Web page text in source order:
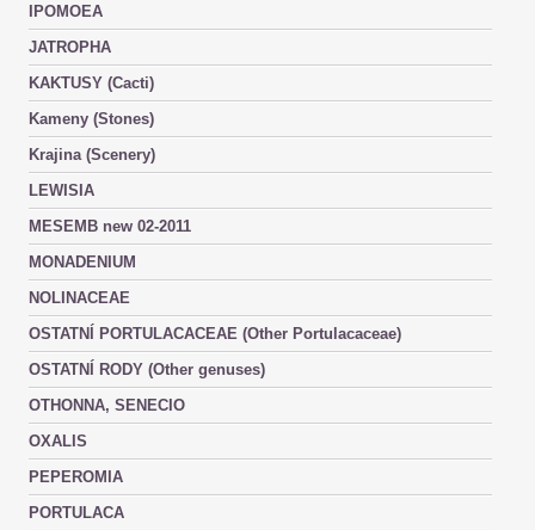
IPOMOEA
JATROPHA
KAKTUSY (Cacti)
Kameny (Stones)
Krajina (Scenery)
LEWISIA
MESEMB new 02-2011
MONADENIUM
NOLINACEAE
OSTATNÍ PORTULACACEAE (Other Portulacaceae)
OSTATNÍ RODY (Other genuses)
OTHONNA, SENECIO
OXALIS
PEPEROMIA
PORTULACA